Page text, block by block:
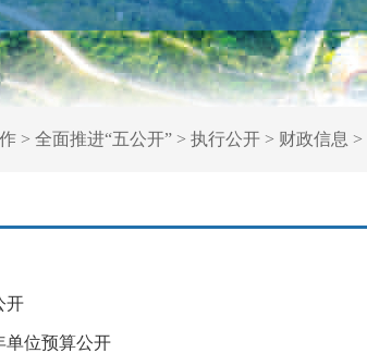
> 全面推进“五公开”> 执行公开> 财政信息 >
开
单位预算公开